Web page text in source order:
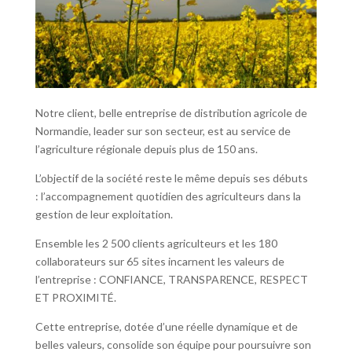
Notre client, belle entreprise de distribution agricole de
Normandie, leader sur son secteur, est au service de
l’agriculture régionale depuis plus de 150 ans.
L’objectif de la société reste le même depuis ses débuts
: l’accompagnement quotidien des agriculteurs dans la
gestion de leur exploitation.
Ensemble les 2 500 clients agriculteurs et les 180
collaborateurs sur 65 sites incarnent les valeurs de
l’entreprise : CONFIANCE, TRANSPARENCE, RESPECT
ET PROXIMITÉ.
Cette entreprise, dotée d’une réelle dynamique et de
belles valeurs, consolide son équipe pour poursuivre son